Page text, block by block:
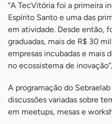
“A TecVitória foi a primeira
Espírito Santo e uma das
em atividade. Desde então,
graduadas, mais de R$ 30
empresas incubadas e mais
no ecossistema de
A programação do
discussões variadas sobre
em meetups, mesas e